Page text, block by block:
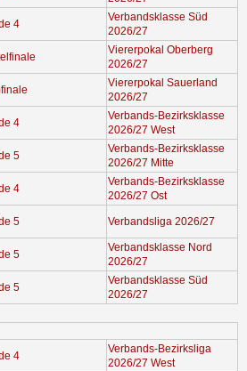
4
Verbandsklasse Süd
2026/27
Viererpokal Oberberg
2026/27
Viererpokal Sauerland
2026/27
4
Verbands-Bezirksklasse
2026/27 West
5
Verbands-Bezirksklasse
2026/27 Mitte
4
Verbands-Bezirksklasse
2026/27 Ost
5 Verbandsliga 2026/27
5
Verbandsklasse Nord
2026/27
5
Verbandsklasse Süd
2026/27
4
Verbands-Bezirksliga
2026/27 West